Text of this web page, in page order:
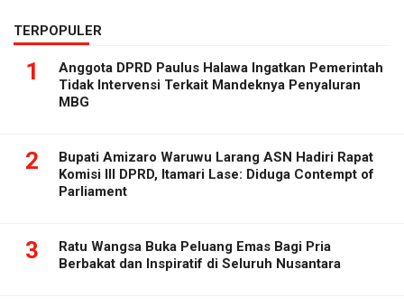
TERPOPULER
1
Anggota DPRD Paulus Halawa Ingatkan Pemerintah
Tidak Intervensi Terkait Mandeknya Penyaluran
MBG
2
Bupati Amizaro Waruwu Larang ASN Hadiri Rapat
Komisi III DPRD, Itamari Lase: Diduga Contempt of
Parliament
3
Ratu Wangsa Buka Peluang Emas Bagi Pria
Berbakat dan Inspiratif di Seluruh Nusantara